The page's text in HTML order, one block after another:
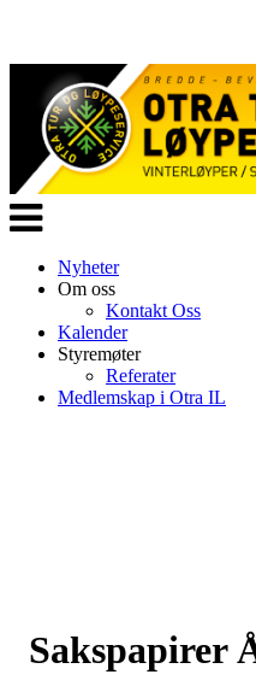
Veksle
navigasjon
Nyheter
Om oss
Kontakt Oss
Kalender
Styremøter
Referater
Medlemskap i Otra IL
Sakspapirer